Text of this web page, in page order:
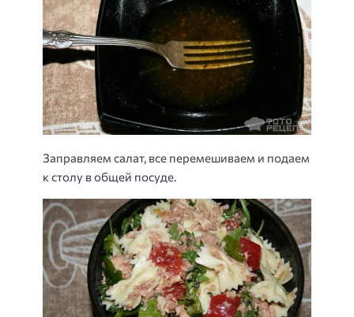
Заправляем салат, все перемешиваем и подаем
к столу в общей посуде.